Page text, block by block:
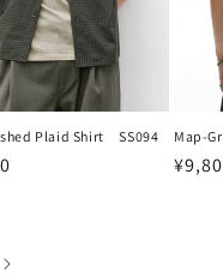
Plaid Shirt SS094 Map-
通